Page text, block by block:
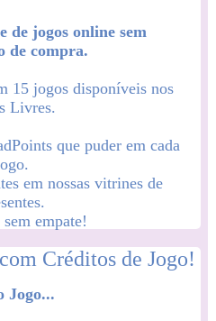
de jogos online sem
de compra.
15 jogos disponíveis nos
Livres.
que puder em cada
em nossas vitrines de
empate!
desejos, divirta-se em
Pontos e Presentes!
Jogo...